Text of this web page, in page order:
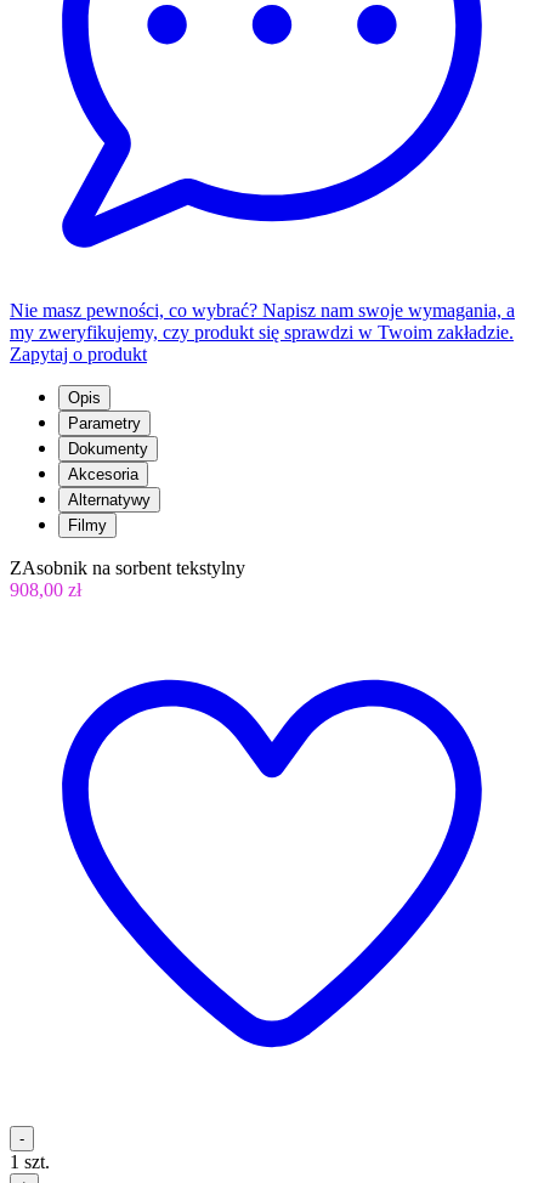
Nie masz pewności, co wybrać? Napisz nam swoje wymagania, a
my zweryfikujemy, czy produkt się sprawdzi w Twoim zakładzie.
Zapytaj o produkt
Opis
Parametry
Dokumenty
Akcesoria
Alternatywy
Filmy
ZAsobnik na sorbent tekstylny
908,00 zł
-
1 szt.